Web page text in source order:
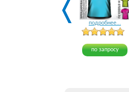
подробнее...
по запросу